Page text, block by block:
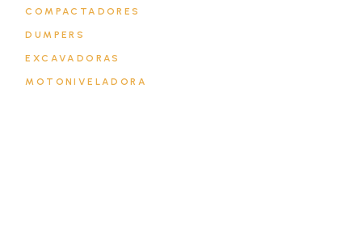
COMPACTADORES
DUMPERS
EXCAVADORAS
MOTONIVELADORA